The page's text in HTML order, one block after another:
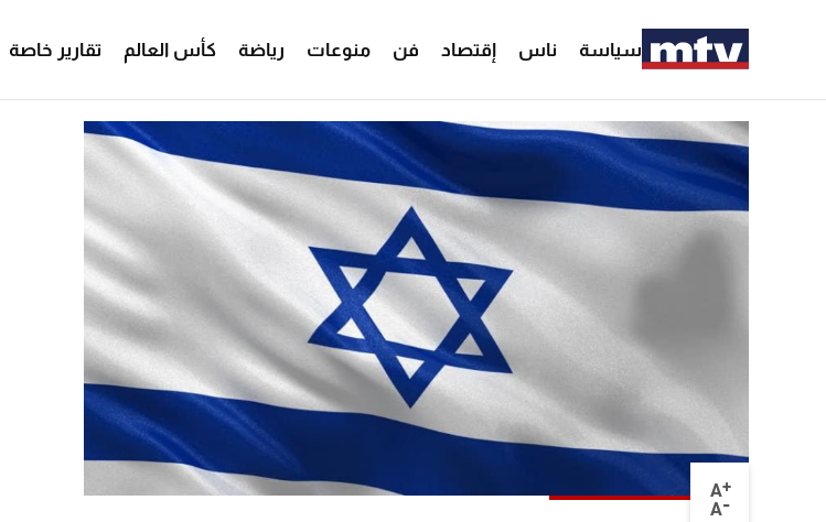
سياسة ناس إقتصاد فن منوعات رياضة كأس العالم تقارير خاصة
A+
A-